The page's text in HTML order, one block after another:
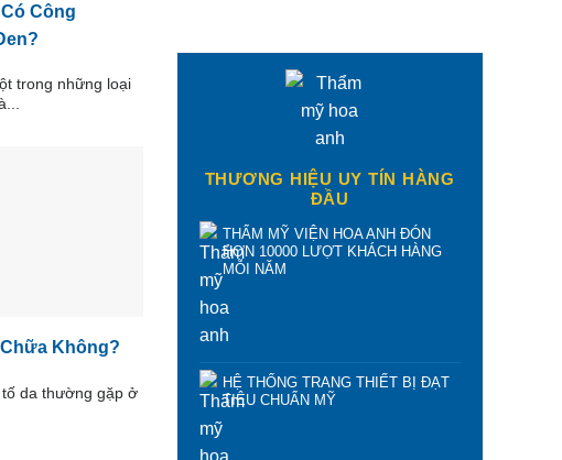
Công
trong những loại
Không?
da thường gặp ở
THƯƠNG HIỆU UY TÍN HÀNG
ĐẦU
THẨM MỸ VIỆN HOA ANH ĐÓN
HƠN 10000 LƯỢT KHÁCH HÀNG
MỖI NĂM
HỆ THỐNG TRANG THIẾT BỊ ĐẠT
TIÊU CHUẨN MỸ